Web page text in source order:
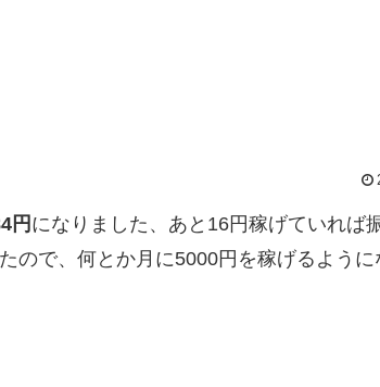
円 になりました、あと16円稼げていれば
ので、何とか月に5000円を稼げるように